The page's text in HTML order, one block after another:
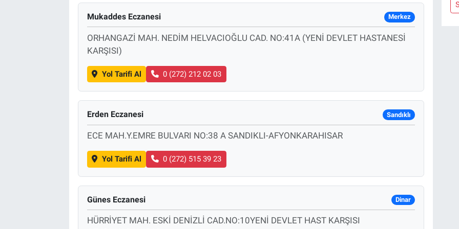
Mukaddes Eczanesi Merkez
ORHANGAZİ MAH. NEDİM HELVACIOĞLU CAD. NO:41A (YENİ DEVLET HASTANESİ
KARŞISI)
Yol Tarifi Al 0 (272) 212 02 03
Erden Eczanesi Sandıklı
ECE MAH.Y.EMRE BULVARI NO:38 A SANDIKLI-AFYONKARAHISAR
Yol Tarifi Al 0 (272) 515 39 23
Günes Eczanesi Dinar
HÜRRİYET MAH. ESKİ DENİZLİ CAD.NO:10YENİ DEVLET HAST KARŞISI